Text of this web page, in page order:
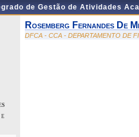
de Gestão de Atividades
Rosemberg Fernandes De
DFCA - CCA - DEPARTAMENTO DE